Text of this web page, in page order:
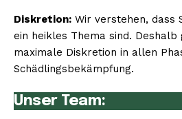
Diskretion: Wir verstehen, dass
ein heikles Thema sind.
maximale Diskretion in allen
Schädlingsbekämpfung.
Unser Team: